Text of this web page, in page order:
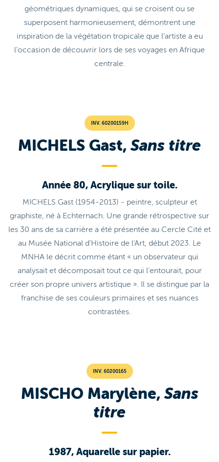
géométriques dynamiques, qui se croisent ou se
superposent harmonieusement, démontrent une
inspiration de la végétation tropicale que l’artiste a eu
l’occasion de découvrir lors de ses voyages en Afrique
centrale.
INV. 60200159H
MICHELS Gast, Sans titre
Année 80, Acrylique sur toile.
MICHELS Gast (1954-2013) - peintre, sculpteur et
graphiste, né à Echternach. Une grande rétrospective sur
les 30 ans de sa carrière a été présentée au Cercle Cité et
au Musée National d'Histoire de l'Art, début 2023. Le
MNHA le décrit comme étant « un observateur qui
analysait et décomposait tout ce qui l'entourait, pour
créer son propre univers artistique ». Il se distingue par la
franchise de ses couleurs primaires et ses nuances
contrastées.
INV. 60200165
MISCHO Marylène, Sans
titre
1987, Aquarelle sur papier.